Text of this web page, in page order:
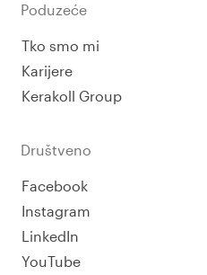
Poduzeće
Tko smo mi
Karijere
Kerakoll Group
Društveno
Facebook
Instagram
LinkedIn
YouTube